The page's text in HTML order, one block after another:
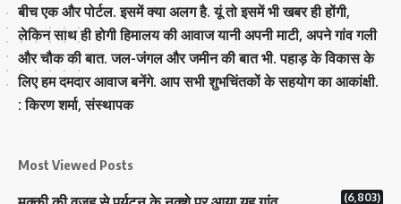
बीच एक और पोर्टल. इसमें क्या अलग है. यूं तो इसमें भी खबर ही होंगी,
लेकिन साथ ही होगी हिमालय की आवाज यानी अपनी माटी, अपने गांव गली
और चौक की बात. जल-जंगल और जमीन की बात भी. पहाड़ के विकास के
लिए हम दमदार आवाज बनेंगे. आप सभी शुभचिंतकों के सहयोग का आकांक्षी.
: किरण शर्मा, संस्‍थापक
Most Viewed Posts
(6,803)